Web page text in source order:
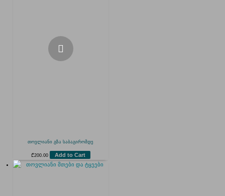
თოვლიანი გზა საბაგირომდე
₾200.00 Add to Cart